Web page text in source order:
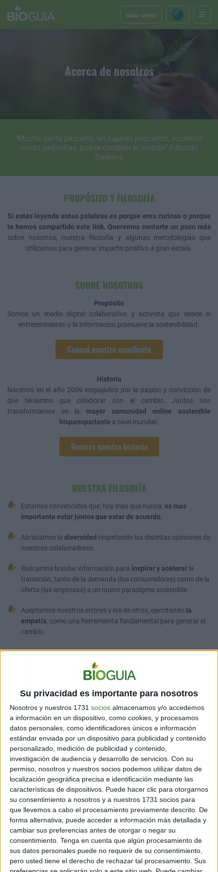
Su privacidad es importante para nosotros
Nosotros y nuestros 1731 socios almacenamos y/o accedemos
a información en un dispositivo, como cookies, y procesamos
datos personales, como identificadores únicos e información
estándar enviada por un dispositivo para publicidad y contenido
personalizado, medición de publicidad y contenido,
investigación de audiencia y desarrollo de servicios. Con su
permiso, nosotros y nuestros socios podemos utilizar datos de
localización geográfica precisa e identificación mediante las
características de dispositivos. Puede hacer clic para otorgarnos
su consentimiento a nosotros y a nuestros 1731 socios para
que llevemos a cabo el procesamiento previamente descrito. De
forma alternativa, puede acceder a información más detallada y
cambiar sus preferencias antes de otorgar o negar su
consentimiento. Tenga en cuenta que algún procesamiento de
sus datos personales puede no requerir de su consentimiento,
pero usted tiene el derecho de rechazar tal procesamiento. Sus
Iniciar sesión
Acerca de nosotros
“Mucha gente pequeña, en lugares pequeños, haciendo
cosas pequeñas, puede cambiar el mundo” Eduardo
Galeano
PROPÓSITO Y FILOSOFÍA
Si estás leyendo estas palabras es porque eres curioso o porque
te hemos compartido este link. Queremos contarte un poco más
sobre nosotros, nuestra filosofía y algunas metodologías que
utilizamos para generar impacto positivo a gran escala.
SOBRE NOSOTROS
Propósito
Somos un medio digital colaborativo y activista que desde el
entretenimiento y la información promueve la sostenibilidad.
Conocé nuestro manifiesto
Historia
Nacimos en el año 2009 empujados por la pasión y convicción de
que teníamos que colaborar con el cambio. Juntos nos
transformamos en la mayor comunidad online sostenible
hispanoparlante a nivel mundial.
Recorre nuestra historia
NUESTRA FILOSOFÍA
Estamos convencidos que, hoy más que nunca, es más
importante estar juntos que estar de acuerdo.
Abrazamos la diversidad respetando las distintas opiniones de
nuestros colaboradores.
Buscamos brindar información para inspirar y acelerar la
transición, tanto de la demanda (los consumidores) como de la
oferta (las empresas) a un nuevo paradigma sostenible.
Aceptamos nuestros errores y los de otros, ejercitando la
empatía, como una herramienta fundamental para generar el
cambio.
METODOLOGÍAS DE IMPACTO BIOGUIA
Metodología conversión
Es importante informar a quienes ya han comenzado el cambio,
pero aún más importante es despertar e inspirar a quienes
todavía no son conscientes del desafío que tenemos como
humanidad.
Conoce nuestra metodología de Conversión